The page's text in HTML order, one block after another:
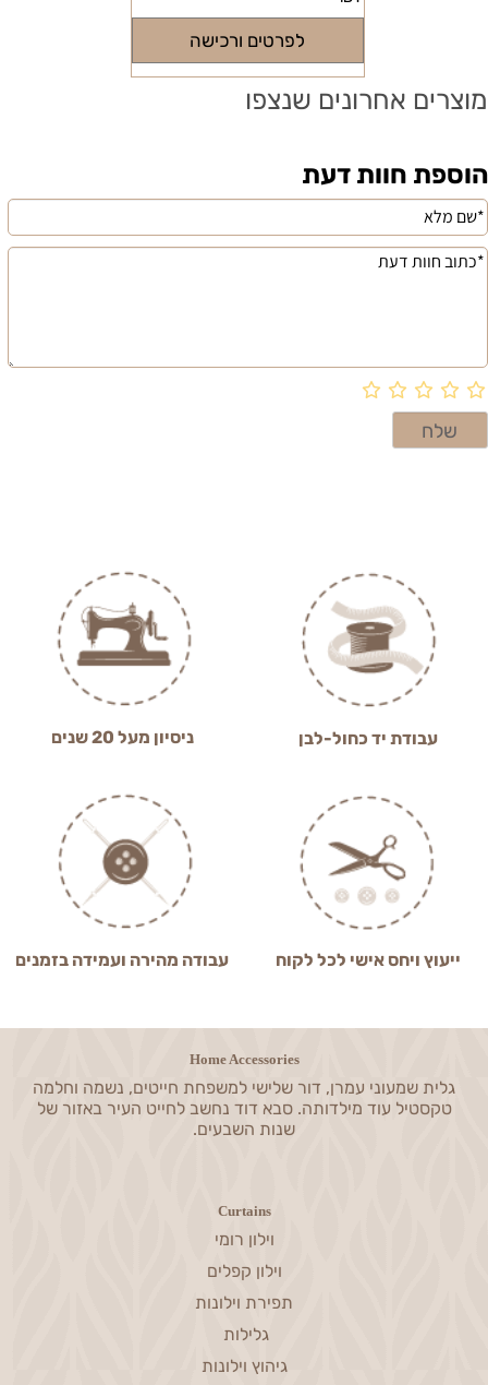
לפרטים ורכישה
מוצרים אחרונים שנצפו
הוספת חוות דעת
עבודת יד כחול-לבן ניסיון מעל 20 שנים
ייעוץ ויחס אישי לכל לקוח עבודה מהירה ועמידה בזמנים
Home Accessories
גלית שמעוני עמרן, דור שלישי למשפחת חייטים, נשמה וחלמה
טקסטיל עוד מילדותה. סבא דוד נחשב לחייט העיר באזור של
שנות השבעים.
Curtains
וילון רומי
וילון קפלים
תפירת וילונות
גלילות
גיהוץ וילונות